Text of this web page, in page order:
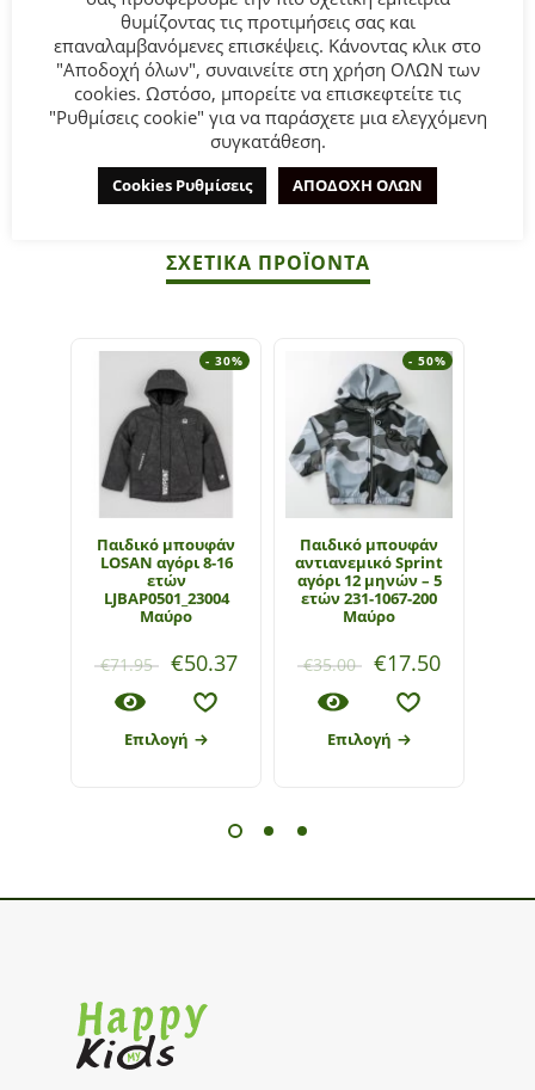
μπλε χρώμα.
Σύνθεση:95% COTTON-5% ELASTAN.
Πλένεται στο πλυντήριο στους 30°C.
ΣΧΕΤΙΚΆ ΠΡΟΪΌΝΤΑ
- 30%
Παιδικό μπουφάν
LOSAN αγόρι 8-16
ετών
LJBAP0501_23004
Μαύρο
€71.95 €50.37
Επιλογή
- 50%
Παιδικό μπουφάν
αντιανεμικό Sprint
αγόρι 12 μηνών – 5
ετών 231-1067-200
Μαύρο
€35.00 €17.50
Επιλογή
θυμίζοντας τις προτιμήσεις σας και
επαναλαμβανόμενες επισκέψεις. Κάνοντας κλικ στο
"Αποδοχή όλων", συναινείτε στη χρήση ΟΛΩΝ των
cookies. Ωστόσο, μπορείτε να επισκεφτείτε τις
"Ρυθμίσεις cookie" για να παράσχετε μια ελεγχόμενη
συγκατάθεση.
Cookies Ρυθμίσεις ΑΠΟΔΟΧΗ ΟΛΩΝ